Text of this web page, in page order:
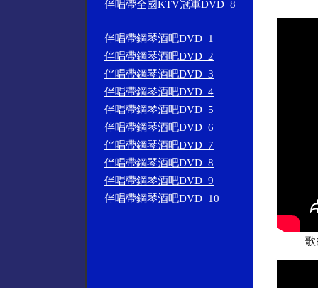
伴唱帶全國KTV冠軍DVD_8
伴唱帶鋼琴酒吧DVD_1
伴唱帶鋼琴酒吧DVD_2
伴唱帶鋼琴酒吧DVD_3
伴唱帶鋼琴酒吧DVD_4
伴唱帶鋼琴酒吧DVD_5
伴唱帶鋼琴酒吧DVD_6
伴唱帶鋼琴酒吧DVD_7
伴唱帶鋼琴酒吧DVD_8
伴唱帶鋼琴酒吧DVD_9
伴唱帶鋼琴酒吧DVD_10
歌